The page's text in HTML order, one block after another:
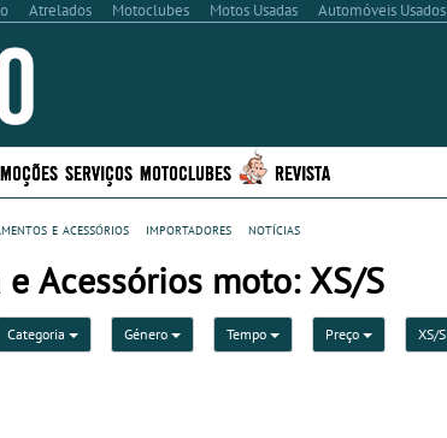
Atrelados Motoclubes Motos Usadas Automóveis Usados
SERVIÇOS MOTOCLUBES REVISTA
e acessórios importadores notícias
Acessórios moto: XS/S
Categoria Género Tempo Preço XS/S